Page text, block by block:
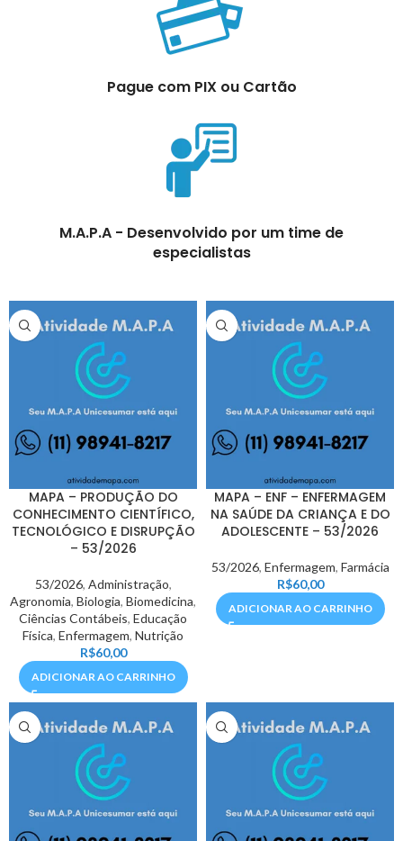
Pague com PIX ou Cartão
M.A.P.A - Desenvolvido por um time de
especialistas
MAPA – PRODUÇÃO DO
CONHECIMENTO CIENTÍFICO,
TECNOLÓGICO E DISRUPÇÃO
– 53/2026
53/2026, Administração,
Agronomia, Biologia, Biomedicina,
Ciências Contábeis, Educação
Física, Enfermagem, Nutrição
R$60,00
ADICIONAR AO CARRINHO
MAPA – ENF – ENFERMAGEM
NA SAÚDE DA CRIANÇA E DO
ADOLESCENTE – 53/2026
53/2026, Enfermagem, Farmácia
R$60,00
ADICIONAR AO CARRINHO